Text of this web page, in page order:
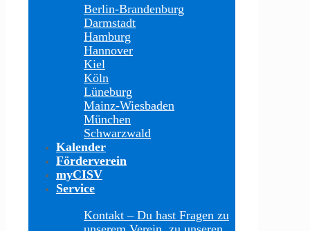
Berlin-Brandenburg
Darmstadt
Hamburg
Hannover
Kiel
Köln
Lüneburg
Mainz-Wiesbaden
München
Schwarzwald
Kalender
Förderverein
myCISV
Service
Kontakt – Du hast Fragen zu